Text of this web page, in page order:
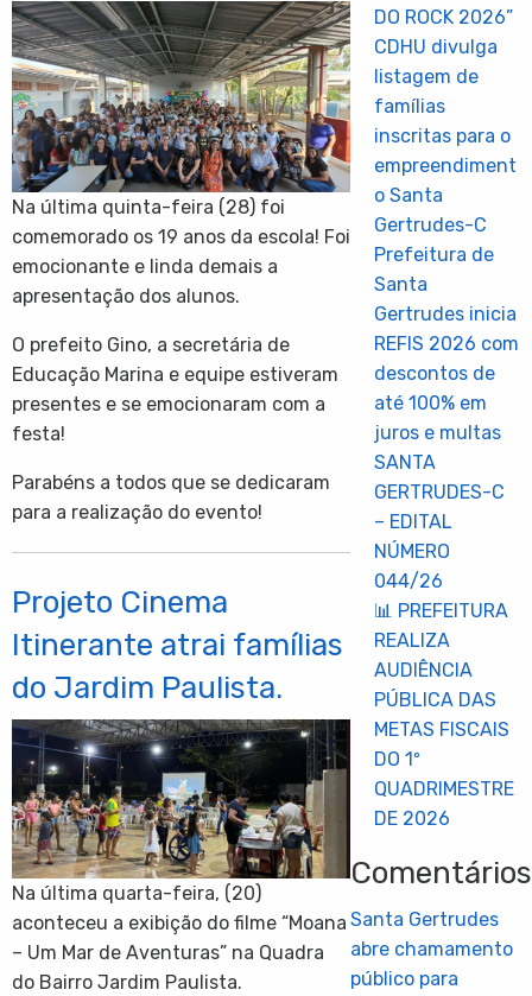
Na última quinta-feira (28) foi
comemorado os 19 anos da escola! Foi
emocionante e linda demais a
apresentação dos alunos.
O prefeito Gino, a secretária de
Educação Marina e equipe estiveram
presentes e se emocionaram com a
festa!
Parabéns a todos que se dedicaram
para a realização do evento!
Projeto Cinema
Itinerante atrai famílias
do Jardim Paulista.
Na última quarta-feira, (20)
aconteceu a exibição do filme “Moana
– Um Mar de Aventuras” na Quadra
do Bairro Jardim Paulista.
DO ROCK 2026”
CDHU divulga
listagem de
famílias
inscritas para o
empreendiment
o Santa
Gertrudes-C
Prefeitura de
Santa
Gertrudes inicia
REFIS 2026 com
descontos de
até 100% em
juros e multas
SANTA
GERTRUDES-C
– EDITAL
NÚMERO
044/26
📊 PREFEITURA
REALIZA
AUDIÊNCIA
PÚBLICA DAS
METAS FISCAIS
DO 1º
QUADRIMESTRE
DE 2026
Comentários
Santa Gertrudes
abre chamamento
público para